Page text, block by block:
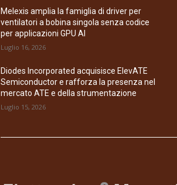
Melexis amplia la famiglia di driver per
ventilatori a bobina singola senza codice
per applicazioni GPU AI
Luglio 16, 2026
Diodes Incorporated acquisisce ElevATE
Semiconductor e rafforza la presenza nel
mercato ATE e della strumentazione
Luglio 15, 2026